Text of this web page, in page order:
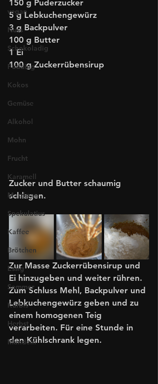
vegan
Nuss
Schokoladig
Pudding
Kokos
Gemüse
Alkohol
Mohn
Frucht
Karamell
Marzipan
Spekulatius
Kaffee
Brötchen
Essig
Sommer
Kürbis
Herbst
Mandeln
150 g Puderzucker
5 g Lebkuchengewürz
3 g Backpulver
100 g Butter
1 Ei
100 g Zuckerrübensirup
Zucker und Butter schaumig
schlagen.
Zur Masse Zuckerrübensirup und
Ei hinzugeben und weiter rühren.
Zum Schluss Mehl, Backpulver und
Lebkuchengewürz geben und zu
einem homogenen Teig
verarbeiten. Für eine Stunde in
den Kühlschrank legen.